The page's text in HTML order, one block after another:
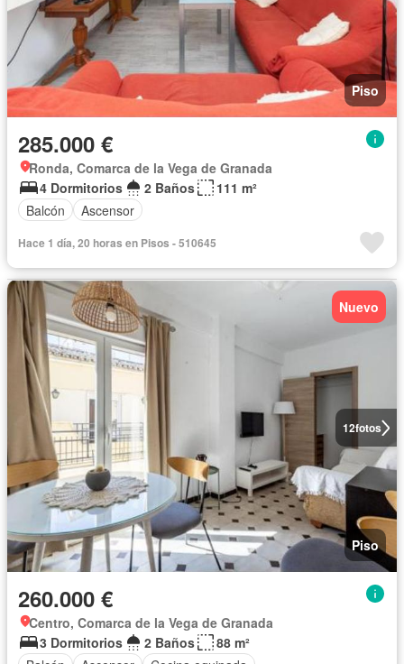
Piso
285.000 €
Ronda, Comarca de la Vega de Granada
4 Dormitorios
2 Baños
111 m²
Balcón
Ascensor
Hace 1 día, 20 horas en Pisos - 510645
12fotos
Nuevo
Piso
260.000 €
Centro, Comarca de la Vega de Granada
3 Dormitorios
2 Baños
88 m²